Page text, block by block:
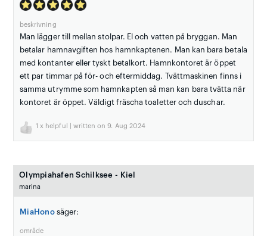
beskrivning
Man lägger till mellan stolpar. El och vatten på bryggan. Man
betalar hamnavgiften hos hamnkaptenen. Man kan bara betala
med kontanter eller tyskt betalkort. Hamnkontoret är öppet
ett par timmar på för- och eftermiddag. Tvättmaskinen finns i
samma utrymme som hamnkapten så man kan bara tvätta när
kontoret är öppet. Väldigt fräscha toaletter och duschar.
1 x helpful | written on 9. Aug 2024
Olympiahafen Schilksee - Kiel
marina
MiaHonosäger:
område